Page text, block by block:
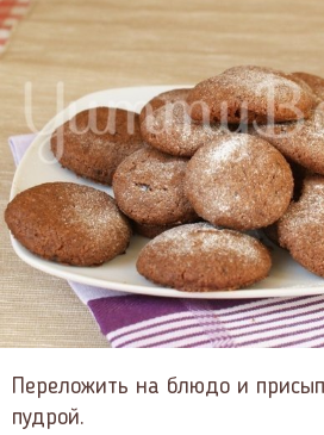
Переложить на блюдо и
пудрой.